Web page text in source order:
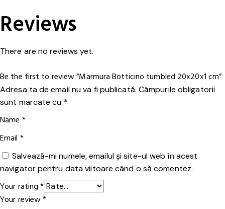
Reviews
There are no reviews yet.
Be the first to review “Marmura Botticino tumbled 20x20x1 cm”
Adresa ta de email nu va fi publicată. Câmpurile obligatorii
sunt marcate cu *
Name *
Email *
Salvează-mi numele, emailul și site-ul web în acest
navigator pentru data viitoare când o să comentez.
Your rating*
Your review*